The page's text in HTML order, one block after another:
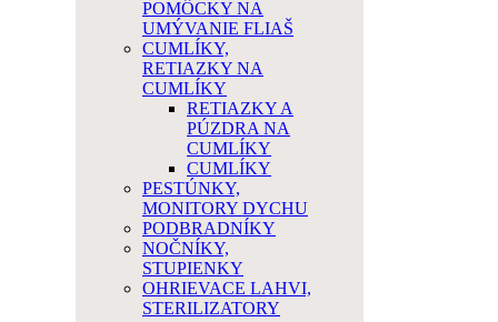
POMÔCKY NA
UMÝVANIE FLIAŠ
CUMLÍKY,
RETIAZKY NA
CUMLÍKY
RETIAZKY A
PÚZDRA NA
CUMLÍKY
CUMLÍKY
PESTÚNKY,
MONITORY DYCHU
PODBRADNÍKY
NOČNÍKY,
STUPIENKY
OHRIEVACE LAHVI,
STERILIZATORY